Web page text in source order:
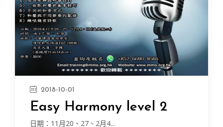
2018-10-01
Easy Harmony level 2
日期：11月20、27、2月4...